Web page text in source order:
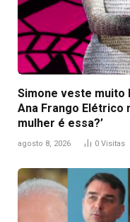
Simone veste muito
Ana Frango Elétrico
mulher é essa?’
agosto 8, 2026 0 Visitas